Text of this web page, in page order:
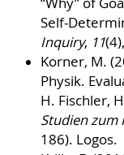
Self-
Inquiry, 11
Korner, M.
Physik.
H. Fischler,
Studien zum
186). Logos.